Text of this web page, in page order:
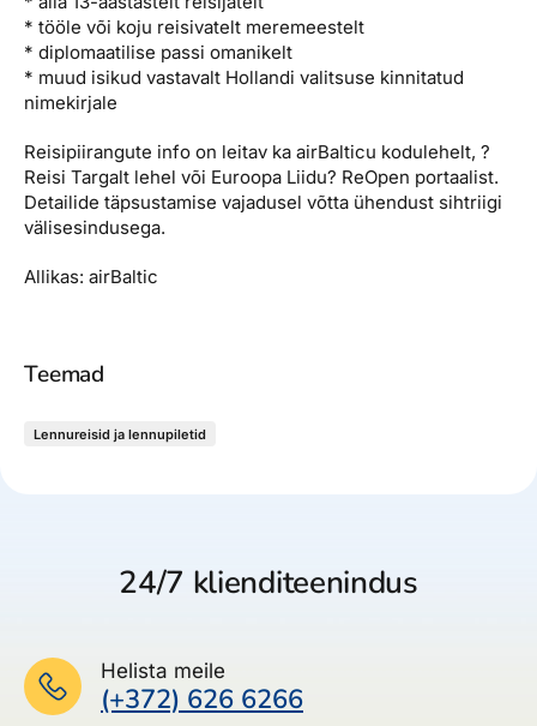
* tööle või koju reisivatelt meremeestelt
* diplomaatilise passi omanikelt
* muud isikud vastavalt Hollandi valitsuse kinnitatud
nimekirjale
Reisipiirangute info on leitav ka airBalticu kodulehelt, ?
Reisi Targalt lehel või Euroopa Liidu? ReOpen portaalist.
Detailide täpsustamise vajadusel võtta ühendust sihtriigi
välisesindusega.
Allikas: airBaltic
Teemad
Lennureisid ja lennupiletid
24/7 klienditeenindus
Helista meile
(+372) 626 6266